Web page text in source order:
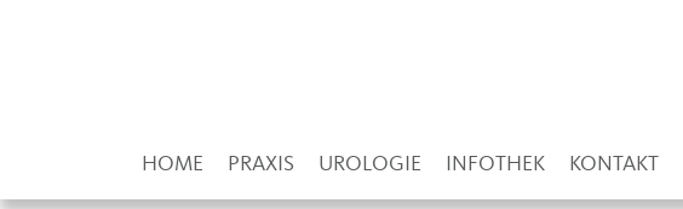
HOME PRAXIS UROLOGIE INFOTHEK KONTAKT